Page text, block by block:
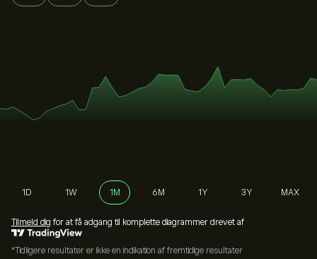
1D 1W 1M 6M 1Y 3Y MAX
Tilmeld dig for at få adgang til komplette diagrammer drevet af
*Tidligere resultater er ikke en indikation af fremtidige resultater